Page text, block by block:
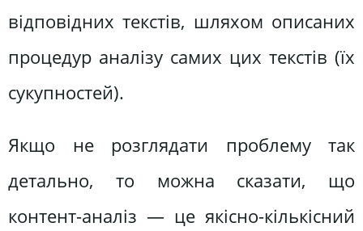
відповідних текстів, шляхом описаних
процедур аналізу самих цих текстів (їх
сукупностей).
Якщо не розглядати проблему так
детально, то можна сказати, що
контент-аналіз — це якісно-кількісний